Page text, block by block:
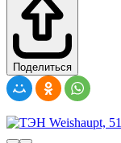
Поделиться